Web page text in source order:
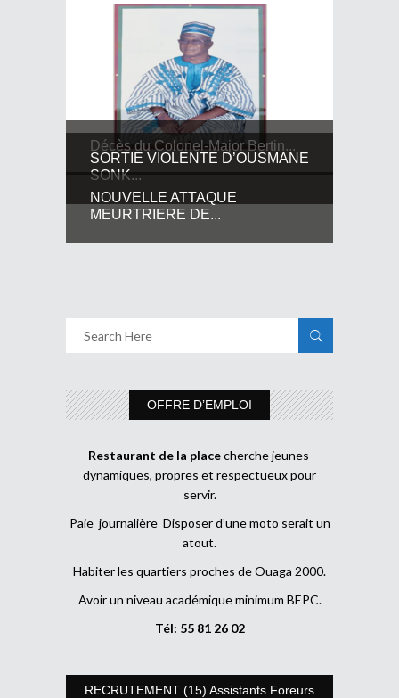
Décès du Colonel-Major Bertin...
SORTIE VIOLENTE D’OUSMANE
SONK...
NOUVELLE ATTAQUE
MEURTRIERE DE...
OFFRE D’EMPLOI
Restaurant de la placecherche jeunes
dynamiques, propres et respectueux pour
servir.
Paie journalière Disposer d’une moto serait un
atout.
Habiter les quartiers proches de Ouaga 2000.
Avoir un niveau académique minimum BEPC.
Tél: 55 81 26 02
RECRUTEMENT (15) Assistants Foreurs